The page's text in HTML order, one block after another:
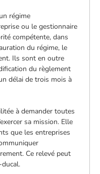
régime
ou le gestionnaire
compétente, dans
du régime, le
Ils sont en outre
du règlement
délai de trois mois à
à demander toutes
sa mission. Elle
que les entreprises
Ce relevé peut
ducal.